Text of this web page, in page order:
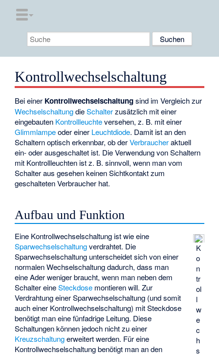
Kontrollwechselschaltung
Bei einer Kontrollwechselschaltungsind im Vergleich zur
WechselschaltungdieSchalterzusätzlich mit einer
eingebauten Kontrollleuchteversehen, z. B. mit einer
Glimmlampeoder einer Leuchtdiode. Damit ist an den
Schaltern optisch erkennbar, ob derVerbraucheraktuell
ein- oder ausgeschaltet ist. Die Verwendung von Schaltern
mit Kontrollleuchten ist z. B. sinnvoll, wenn man vom
Schalter aus gesehen keinen Sichtkontakt zum
geschalteten Verbraucher hat.
Aufbau und Funktion
K
o
n
tr
ol
l
w
e
c
h
s
Eine Kontrollwechselschaltung ist wie eine
Sparwechselschaltungverdrahtet. Die
Sparwechselschaltung unterscheidet sich von einer
normalen Wechselschaltung dadurch, dass man
eine Ader weniger braucht, wenn man neben dem
Schalter eineSteckdose montieren will. Zur
Verdrahtung einer Sparwechselschaltung (und somit
auch einer Kontrollwechselschaltung) mit Steckdose
benötigt man eine fünfadrige Leitung. Diese
Schaltungen können jedoch nicht zu einer
Kreuzschaltungerweitert werden. Für eine
Kontrollwechselschaltung benötigt man an den